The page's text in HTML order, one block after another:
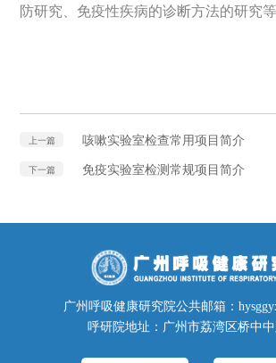
防研究、免疫性疾病的诊断方法的研究等
上一篇 咳嗽实验室检查常用项目简介
下一篇 免疫实验室检测常规项目简介
广州呼吸健康研究院公共邮箱：
呼研院地址：广州市荔湾区桥中